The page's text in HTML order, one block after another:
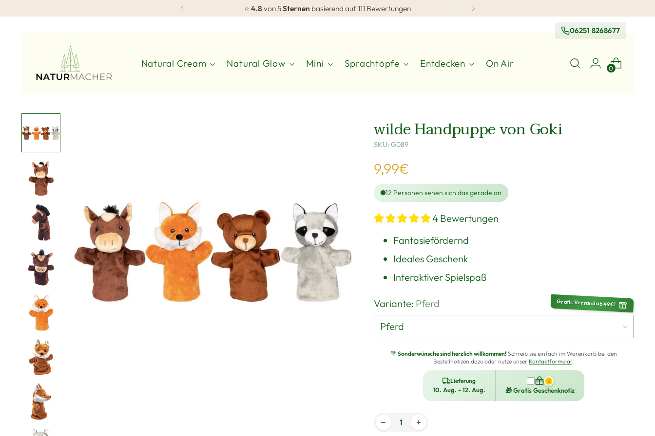
⭐ 4.8 von 5Sternen basierend auf 111 Bewertungen
06251 8268677
Natural Cream Natural Glow Mini Sprachtöpfe Entdecken On Air 0
wilde Handpuppe von Goki
SKU: G089
Regulärer
Preis
9,99€
12 Personen sehen sich das gerade an
4 Bewertungen
Fantasiefördernd
Ideales Geschenk
Interaktiver Spielspaß
Variante: Pferd Gratis Versand ab 49€!
💚 Sonderwünsche sind herzlich willkommen!Schreib sie einfach im Warenkorb bei den
Bestellnotizen dazu oder nutze unser Kontaktformular.
Lieferung
10. Aug. - 12. Aug.
i
🎁 Gratis Geschenknotiz
− +